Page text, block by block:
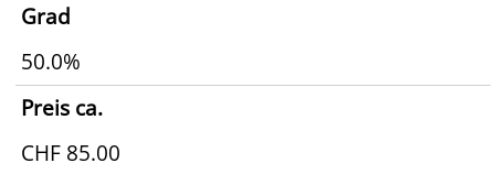
Grad
50.0%
Preis ca.
CHF 85.00